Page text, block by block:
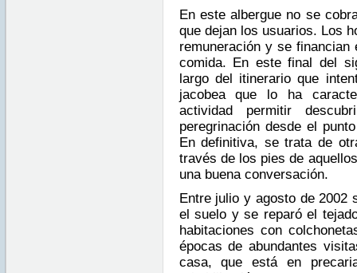
En este albergue no se
que dejan los usuarios. Los
remuneración y se
comida. En este final del
largo del itinerario que
jacobea que lo ha
actividad permitir
peregrinación desde el
En definitiva, se trata de
través de los pies de
una buena conversación.
Entre julio y agosto de 2002
el suelo y se reparó el
habitaciones con
épocas de abundantes
casa, que está en